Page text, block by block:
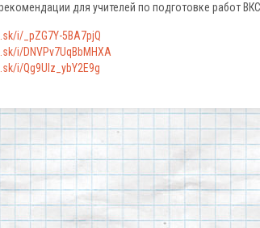
для учителей по подготовке работ
i/_pZG7Y-5BA7pjQ
i/DNVPv7UqBbMHXA
i/Qg9Ulz_ybY2E9g